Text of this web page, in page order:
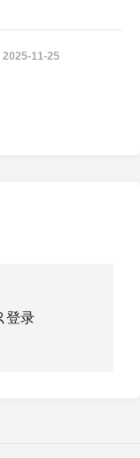
2025-11-25
登录